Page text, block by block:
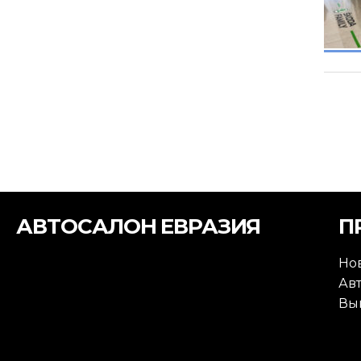
АВТОСАЛОН ЕВРАЗИЯ